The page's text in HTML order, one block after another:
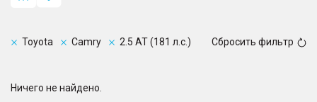
Toyota Camry 2.5 AT (181 л.с.) Сбросить фильтр
Ничего не найдено.